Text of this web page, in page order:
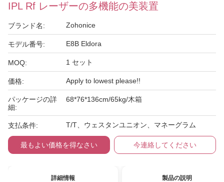
IPL Rf レーザーの多機能の美装置
ブランド名: Zohonice
モデル番号: E8B Eldora
MOQ: 1 セット
価格: Apply to lowest please!!
パッケージの詳
細:
68*76*136cm/65kg/木箱
支払条件: T/T、ウェスタンユニオン、マネーグラム
最もよい価格を得なさい 今連絡してください
詳細情報 製品の説明